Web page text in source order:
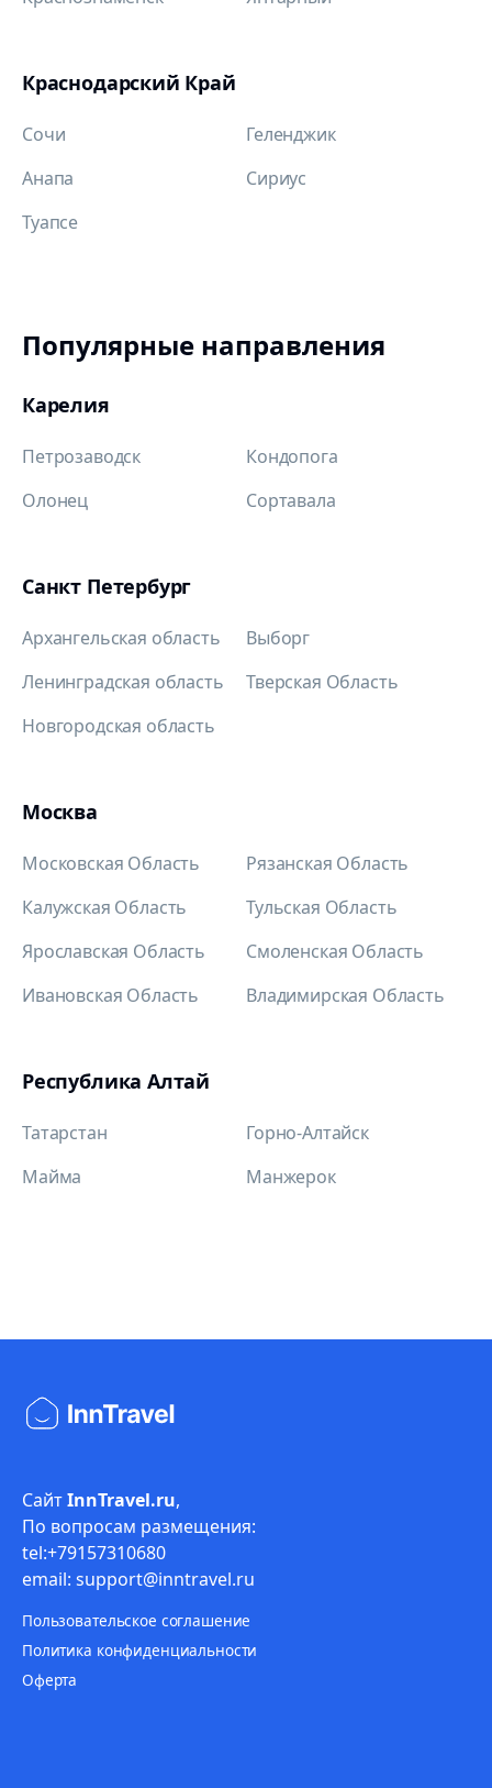
Краснодарский Край
Сочи
Геленджик
Анапа
Сириус
Туапсе
Популярные направления
Карелия
Петрозаводск
Кондопога
Олонец
Сортавала
Санкт Петербург
Архангельская область
Выборг
Ленинградская область
Тверская Область
Новгородская область
Москва
Московская Область
Рязанская Область
Калужская Область
Тульская Область
Ярославская Область
Смоленская Область
Ивановская Область
Владимирская Область
Республика Алтай
Татарстан
Горно-Алтайск
Майма
Манжерок
СайтInnTravel.ru,
По вопросам размещения:
tel:+79157310680
email: support@inntravel.ru
Пользовательское соглашение
Политика конфиденциальности
Оферта